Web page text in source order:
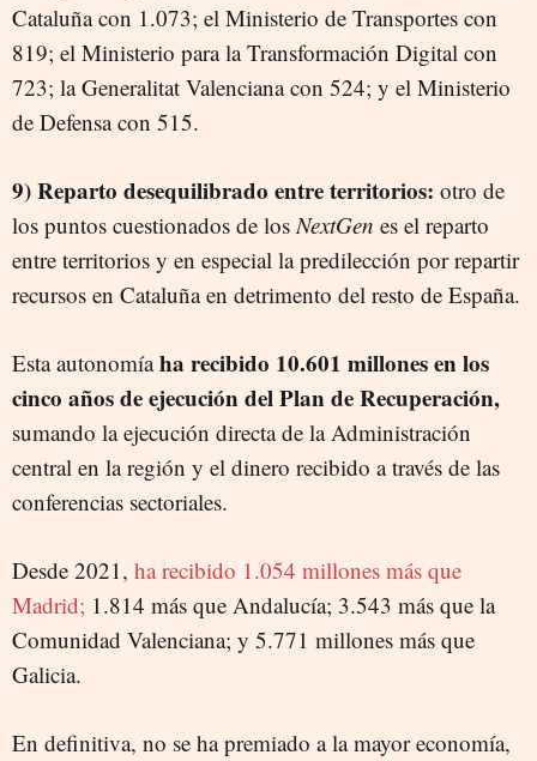
Cataluña con 1.073; el Ministerio de Transportes con
819; el Ministerio para la Transformación Digital con
723; la Generalitat Valenciana con 524; y el Ministerio
de Defensa con 515.
9) Reparto desequilibrado entre territorios: otro de
los puntos cuestionados de los NextGen es el reparto
entre territorios y en especial la predilección por repartir
recursos en Cataluña en detrimento del resto de España.
Esta autonomíaha recibido 10.601 millones en los
cinco años de ejecución del Plan de Recuperación,
sumando la ejecución directa de la Administración
central en la región y el dinero recibido a través de las
conferencias sectoriales.
Desde 2021, ha recibido 1.054 millones más que
Madrid; 1.814 más que Andalucía; 3.543 más que la
Comunidad Valenciana; y 5.771 millones más que
Galicia.
En definitiva, no se ha premiado a la mayor economía,